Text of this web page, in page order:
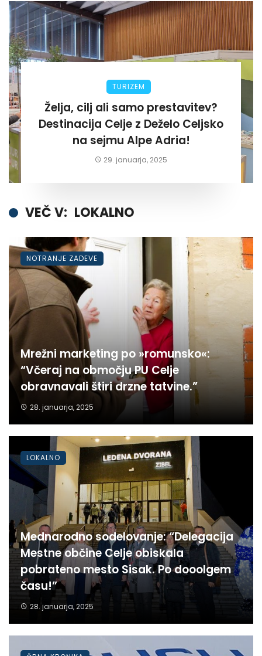
TURIZEM
Želja, cilj ali samo prestavitev?
Destinacija Celje z Deželo Celjsko
na sejmu Alpe Adria!
29. januarja, 2025
VEČ V: LOKALNO
Mrežni marketing po »romunsko«:
“Včeraj na območju PU Celje
obravnavali štiri drzne tatvine.”
28. januarja, 2025
NOTRANJE ZADEVE
Mednarodno sodelovanje: “Delegacija
Mestne občine Celje obiskala
pobrateno mesto Sisak. Po dooolgem
času!”
28. januarja, 2025
LOKALNO